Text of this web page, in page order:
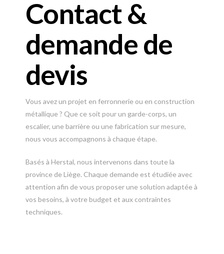
Contact &
demande de
devis
Vous avez un projet en ferronnerie ou en construction
métallique ? Que ce soit pour un garde-corps, un
escalier, une barrière ou une fabrication sur mesure,
nous vous accompagnons à chaque étape.
Basés à Herstal, nous intervenons dans toute la
province de Liège. Chaque demande est étudiée avec
attention afin de vous proposer une solution adaptée à
vos besoins, à votre budget et aux contraintes
techniques.